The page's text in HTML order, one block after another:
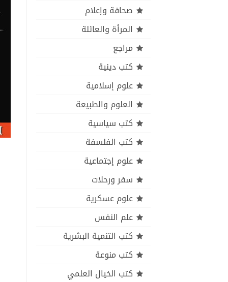
صحافة وإعلام
المرأة والعائلة
مراجع
كتب دينية
علوم إسلامية
العلوم والطبيعة
كتب سياسية
كتب الفلسفة
علوم إجتماعية
سفر ورحلات
علوم عسكرية
علم النفس
كتب التنمية البشرية
كتب منوعة
كتب الخيال العلمي